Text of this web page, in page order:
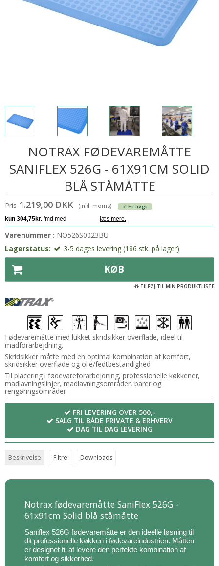
NOTRAX FØDEVAREMÅTTE
SANIFLEX 526G - 61X91CM SOLID
BLÅ STÅMÅTTE
Pris 1.219,00 DKK (inkl. moms) ✓ Fri fragt
Varenummer : NO526S0023BU
Lagerstatus:
3-5 dages levering (186 stk. på lager)
KØB
TILFØJ TIL MIN PRODUKTLISTE
Fødevaremåtte med lukket skridsikker overflade, ideel til
madforarbejdning.
Skridsikker måtte med en optimal kombination af komfort,
skridsikker overflade og olie/fedtbestandighed
Til placering i fødevareforarbejdning, professionelle køkkener,
madlavningslinjer, madlavningsområder, barer og
rengøringsområder
FRI LEVERING OVER 500,-
SALG TIL BÅDE PRIVATE & ERHVERV
DAG TIL DAG LEVERING
Beskrivelse Filtre Downloads
Notrax fødevaremåtte SaniFlex 526G -
61x91cm Solid blå ståmåtte
Saniflex 526G fødevaremåtte er den ideelle løsning til
dit professionelle køkken i fødevareindustrien. Måtten
er designet til at levere den perfekte kombination af
komfort og sikkerhed.